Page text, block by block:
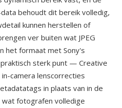
behoudt dit bereik volledig,
kunnen herstellen of
ver buiten wat JPEG
het formaat met Sony's
sterk punt — Creative
camera lenscorrecties
in plaats van in de
fotografen volledige